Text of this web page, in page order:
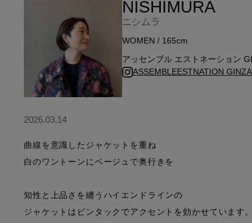
NISHIMURA
ニシムラ
WOMEN / 165cm
アッセンブル エストネーション
ASSEMBLEESTNATION
2026.03.14
曲線を意識したジャケットを重ね
白のワントーンにベージュで奥行きを
知性と上品さを纏うハイエンドラインの
ジャケットはピンタックでアクセントを効かせています